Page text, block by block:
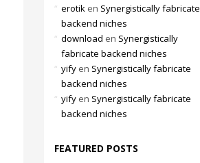
erotiken Synergistically fabricate
backend niches
download en Synergistically
fabricate backend niches
yifyen Synergistically fabricate
backend niches
yifyen Synergistically fabricate
backend niches
FEATURED POSTS